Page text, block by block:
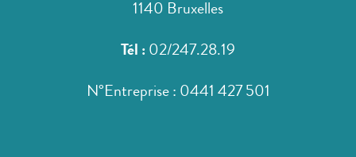
1140 Bruxelles
Tél : 02/247.28.19
N°Entreprise : 0441 427 501